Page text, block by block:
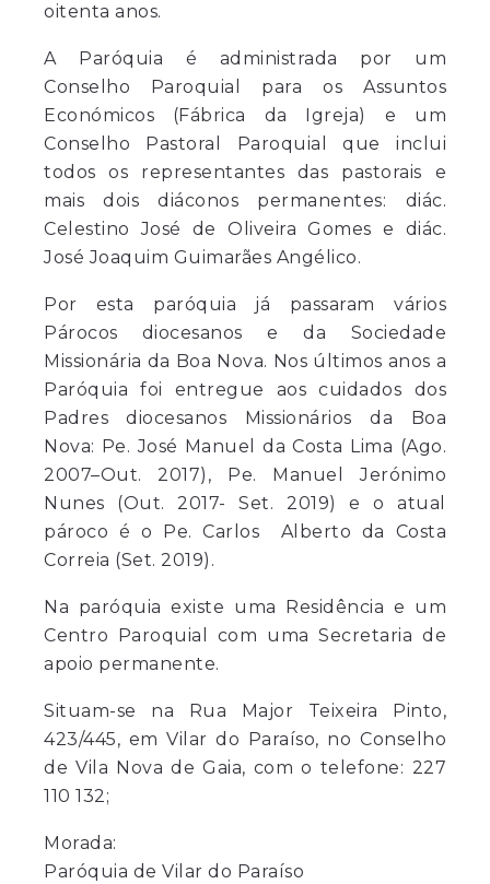
oitenta anos.
A Paróquia é administrada por um
Conselho Paroquial para os Assuntos
Económicos (Fábrica da Igreja) e um
Conselho Pastoral Paroquial que inclui
todos os representantes das pastorais e
mais dois diáconos permanentes: diác.
Celestino José de Oliveira Gomes e diác.
José Joaquim Guimarães Angélico.
Por esta paróquia já passaram vários
Párocos diocesanos e da Sociedade
Missionária da Boa Nova. Nos últimos anos a
Paróquia foi entregue aos cuidados dos
Padres diocesanos Missionários da Boa
Nova: Pe. José Manuel da Costa Lima (Ago.
2007–Out. 2017), Pe. Manuel Jerónimo
Nunes (Out. 2017- Set. 2019) e o atual
pároco é o Pe. Carlos Alberto da Costa
Correia (Set. 2019).
Na paróquia existe uma Residência e um
Centro Paroquial com uma Secretaria de
apoio permanente.
Situam-se na Rua Major Teixeira Pinto,
423/445, em Vilar do Paraíso, no Conselho
de Vila Nova de Gaia, com o telefone: 227
110 132;
Morada:
Paróquia de Vilar do Paraíso